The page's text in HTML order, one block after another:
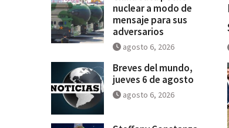
nuclear a modo de
mensaje para sus
adversarios
agosto 6, 2026
Breves del mundo,
jueves 6 de agosto
agosto 6, 2026